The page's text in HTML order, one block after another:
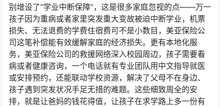
别增设了“学业中断保障”，这是很多家庭忽视的点——万一
孩子因为重病或者家里突发重大变故被迫中断学业，机票
损失、无法退费的学费住宿费可不是小数目，美亚保险公
司这笔补偿能有效缓解家庭的经济损失。更有本地化服
务，美亚保险公司的救援网络深入校园周边，孩子需要看
病或者健康咨询，一个电话就有专业团队用中文指导就医
或安排预约，还能联动学校资源，解决了父母不在身边、
孩子遇到突发状况手足无措的难题。这些细致周全的安
排，就是让爸妈的钱花得值，让孩子在求学路上多一份有